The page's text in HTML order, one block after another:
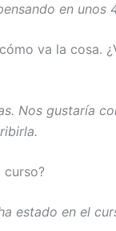
en unos
va la cosa.
Nos gustaría
curso?
estado en el